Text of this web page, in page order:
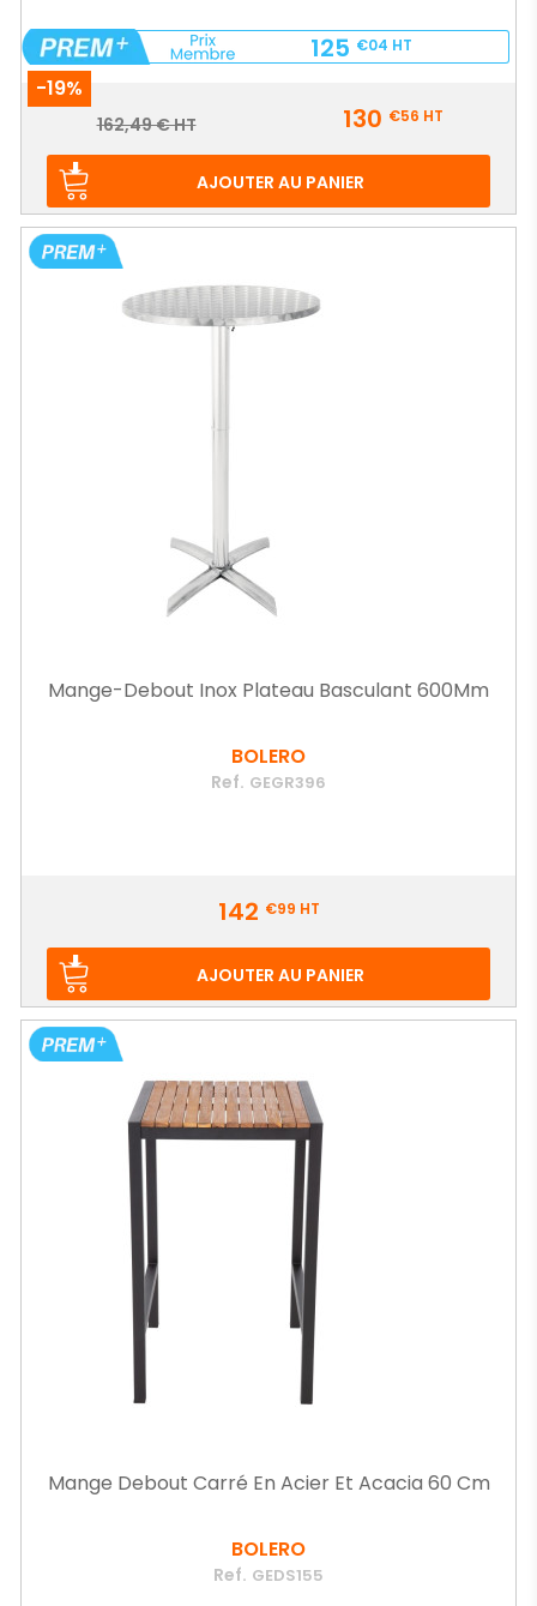
125 €04 HT
-19%
Prix
Prix
162,49 € HT 130 €56 HT
AJOUTER AU PANIER
Mange-Debout Inox Plateau Basculant 600Mm
BOLERO
Ref. GEGR396
142 €99 HT
AJOUTER AU PANIER
Mange Debout Carré En Acier Et Acacia 60 Cm
BOLERO
Ref. GEDS155